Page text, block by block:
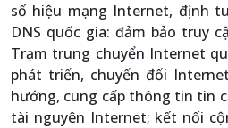
số hiệu mạng Internet, định
DNS quốc gia: đảm bảo truy
Trạm trung chuyển Internet
phát triển, chuyển đổi
hướng, cung cấp thông tin tin
tài nguyên Internet; kết nối